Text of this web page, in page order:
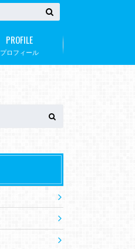
プロフィール
PROFILE